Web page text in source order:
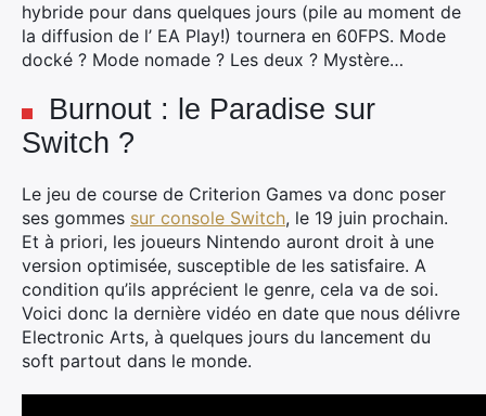
hybride pour dans quelques jours (pile au moment de
la diffusion de l’ EA Play!) tournera en 60FPS. Mode
docké ? Mode nomade ? Les deux ? Mystère…
Burnout : le Paradise sur
Switch ?
Le jeu de course de Criterion Games va donc poser
ses gommes sur console Switch, le 19 juin prochain.
Et à priori, les joueurs Nintendo auront droit à une
version optimisée, susceptible de les satisfaire. A
condition qu’ils apprécient le genre, cela va de soi.
Voici donc la dernière vidéo en date que nous délivre
Electronic Arts, à quelques jours du lancement du
soft partout dans le monde.